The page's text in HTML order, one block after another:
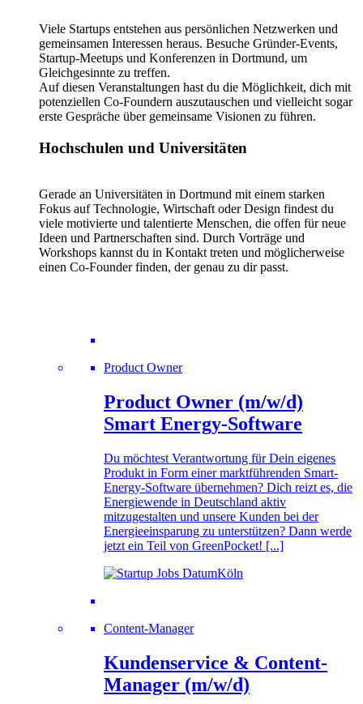
Viele Startups entstehen aus persönlichen Netzwerken und
gemeinsamen Interessen heraus. Besuche Gründer-Events,
Startup-Meetups und Konferenzen in Dortmund, um
Gleichgesinnte zu treffen.
Auf diesen Veranstaltungen hast du die Möglichkeit, dich mit
potenziellen Co-Foundern auszutauschen und vielleicht sogar
erste Gespräche über gemeinsame Visionen zu führen.
Hochschulen und Universitäten
Gerade an Universitäten in Dortmund mit einem starken
Fokus auf Technologie, Wirtschaft oder Design findest du
viele motivierte und talentierte Menschen, die offen für neue
Ideen und Partnerschaften sind. Durch Vorträge und
Workshops kannst du in Kontakt treten und möglicherweise
einen Co-Founder finden, der genau zu dir passt.
Product Owner
Product Owner (m/w/d)
Smart Energy-Software
Du möchtest Verantwortung für Dein eigenes
Produkt in Form einer marktführenden Smart-
Energy-Software übernehmen? Dich reizt es, die
Energiewende in Deutschland aktiv
mitzugestalten und unsere Kunden bei der
Energieeinsparung zu unterstützen? Dann werde
jetzt ein Teil von GreenPocket! [...]
Köln
Content-Manager
Kundenservice & Content-
Manager (m/w/d)